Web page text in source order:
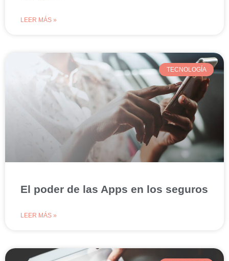
LEER MÁS »
TECNOLOGÍA
El poder de las Apps en los seguros
LEER MÁS »